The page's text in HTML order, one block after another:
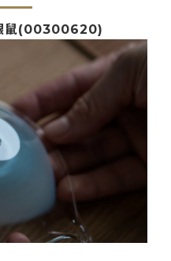
鼠(00300620)